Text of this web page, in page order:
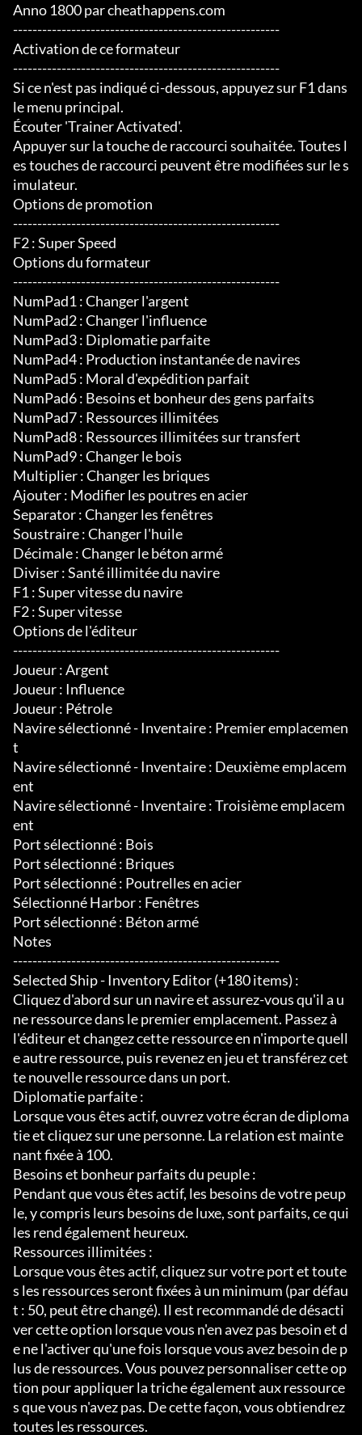
Anno 1800 par cheathappens.com
-------------------------------------------------------
Activation de ce formateur
-------------------------------------------------------
Si ce n'est pas indiqué ci-dessous, appuyez sur F1 dans
le menu principal.
Écouter 'Trainer Activated'.
Appuyer sur la touche de raccourci souhaitée. Toutes l
es touches de raccourci peuvent être modifiées sur le s
imulateur.
Options de promotion
-------------------------------------------------------
F2 : Super Speed
Options du formateur
-------------------------------------------------------
NumPad1 : Changer l'argent
NumPad2 : Changer l'influence
NumPad3 : Diplomatie parfaite
NumPad4 : Production instantanée de navires
NumPad5 : Moral d'expédition parfait
NumPad6 : Besoins et bonheur des gens parfaits
NumPad7 : Ressources illimitées
NumPad8 : Ressources illimitées sur transfert
NumPad9 : Changer le bois
Multiplier : Changer les briques
Ajouter : Modifier les poutres en acier
Separator : Changer les fenêtres
Soustraire : Changer l'huile
Décimale : Changer le béton armé
Diviser : Santé illimitée du navire
F1 : Super vitesse du navire
F2 : Super vitesse
Options de l'éditeur
-------------------------------------------------------
Joueur : Argent
Joueur : Influence
Joueur : Pétrole
Navire sélectionné - Inventaire : Premier emplacemen
t
Navire sélectionné - Inventaire : Deuxième emplacem
ent
Navire sélectionné - Inventaire : Troisième emplacem
ent
Port sélectionné : Bois
Port sélectionné : Briques
Port sélectionné : Poutrelles en acier
Sélectionné Harbor : Fenêtres
Port sélectionné : Béton armé
Notes
-------------------------------------------------------
Selected Ship - Inventory Editor (+180 items) :
Cliquez d'abord sur un navire et assurez-vous qu'il a u
ne ressource dans le premier emplacement. Passez à
l'éditeur et changez cette ressource en n'importe quell
e autre ressource, puis revenez en jeu et transférez cet
te nouvelle ressource dans un port.
Diplomatie parfaite :
Lorsque vous êtes actif, ouvrez votre écran de diploma
tie et cliquez sur une personne. La relation est mainte
nant fixée à 100.
Besoins et bonheur parfaits du peuple :
Pendant que vous êtes actif, les besoins de votre peup
le, y compris leurs besoins de luxe, sont parfaits, ce qui
les rend également heureux.
Ressources illimitées :
Lorsque vous êtes actif, cliquez sur votre port et toute
s les ressources seront fixées à un minimum (par défau
t : 50, peut être changé). Il est recommandé de désacti
ver cette option lorsque vous n'en avez pas besoin et d
e ne l'activer qu'une fois lorsque vous avez besoin de p
lus de ressources. Vous pouvez personnaliser cette op
tion pour appliquer la triche également aux ressource
s que vous n'avez pas. De cette façon, vous obtiendrez
toutes les ressources.